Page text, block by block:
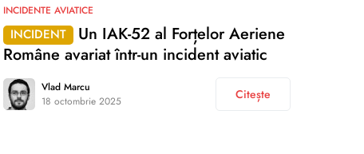
INCIDENTE AVIATICE
INCIDENT
Un IAK-52 al Forțelor Aeriene
Române avariat într-un incident aviatic
Vlad Marcu
18 octombrie 2025
Citește